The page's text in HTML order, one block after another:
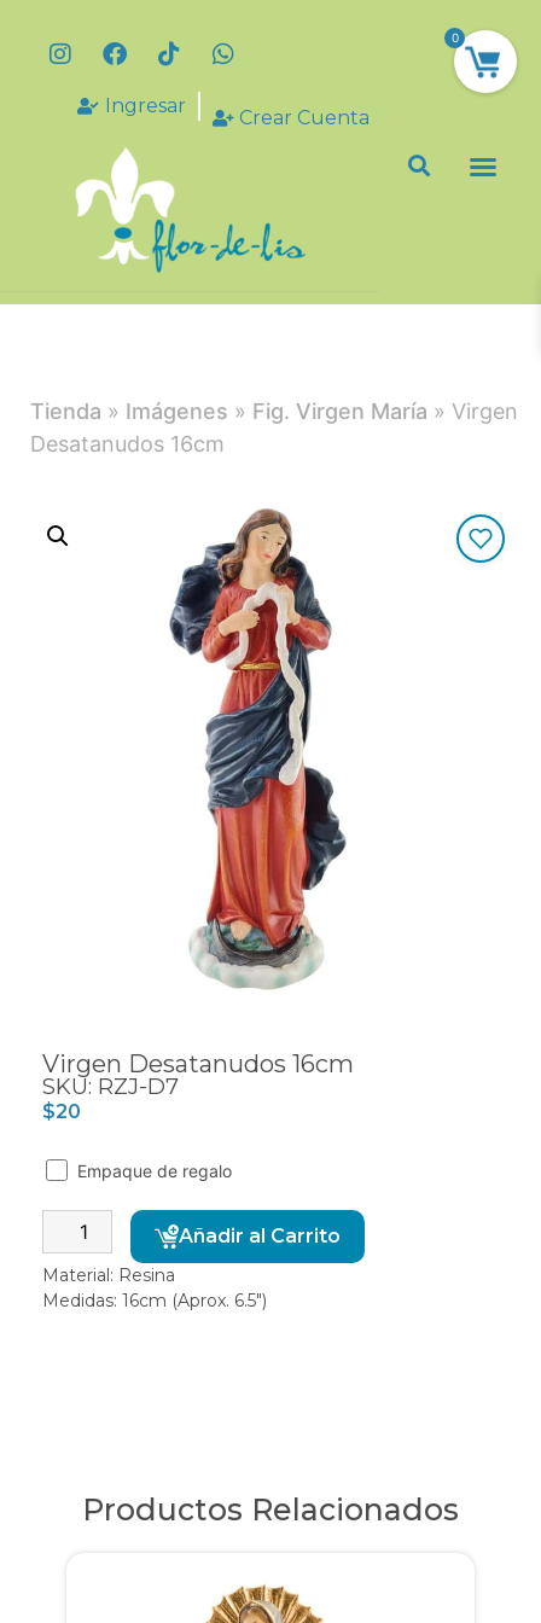
Ingresar
Crear Cuenta
Tienda » Imágenes » Fig. Virgen María » Virgen
Desatanudos 16cm
Virgen Desatanudos 16cm
SKU: RZJ-D7
$20
Empaque de regalo
Añadir al Carrito
Material: Resina
Medidas: 16cm (Aprox. 6.5″)
Productos Relacionados
0